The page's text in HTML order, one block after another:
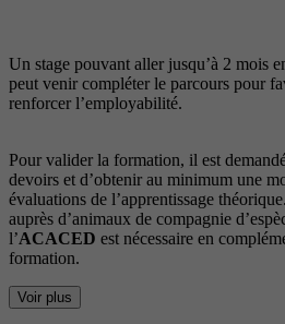
Un stage pouvant aller jusqu’à 2 mois
peut venir compléter le parcours pour
renforcer l’employabilité.
Pour valider la formation, il est
devoirs et d’obtenir au minimum une
évaluations de l’apprentissage
auprès d’animaux de compagnie
l’ACACED est nécessaire en
formation.
Voir plus